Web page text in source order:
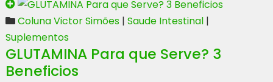
Coluna Victor Simões | Saude Intestinal |
Suplementos
GLUTAMINA Para que Serve? 3
Beneficios